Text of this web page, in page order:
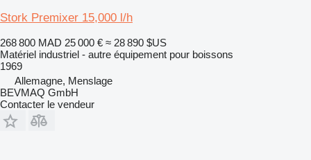
Stork Premixer 15,000 l/h
268 800 MAD 25 000 € ≈ 28 890 $US
Matériel industriel - autre équipement pour boissons
1969
Allemagne, Menslage
BEVMAQ GmbH
Contacter le vendeur